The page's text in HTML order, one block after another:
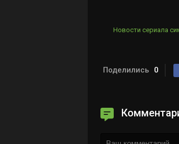
Новости сериала
Поделились 0